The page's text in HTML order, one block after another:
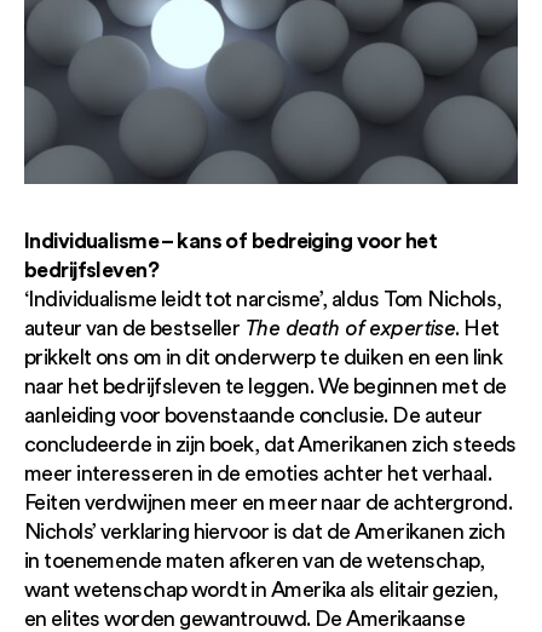
Individualisme – kans of bedreiging voor het
bedrijfsleven?
‘Individualisme leidt tot narcisme’, aldus Tom Nichols,
auteur van de bestseller The death of expertise. Het
prikkelt ons om in dit onderwerp te duiken en een link
naar het bedrijfsleven te leggen. We beginnen met de
aanleiding voor bovenstaande conclusie. De auteur
concludeerde in zijn boek, dat Amerikanen zich steeds
meer interesseren in de emoties achter het verhaal.
Feiten verdwijnen meer en meer naar de achtergrond.
Nichols’ verklaring hiervoor is dat de Amerikanen zich
in toenemende maten afkeren van de wetenschap,
want wetenschap wordt in Amerika als elitair gezien,
en elites worden gewantrouwd. De Amerikaanse